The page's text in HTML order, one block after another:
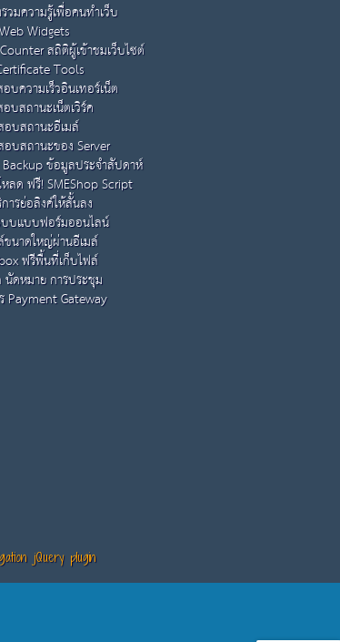
วมความรู้เพื่อคนทำเว็บ
Widgets
สถิติผู้เข้าชมเว็บไซต์
Tools
บความเร็วอินเทอร์เน็ต
บสถานะเน็ตเวิร์ค
บสถานะอีเมล์
บสถานะของ Server
ข้อมูลประจำสัปดาห์
ลด ฟรี! SMEShop Script
รย่อลิงค์ให้สั้นลง
บแบบฟอร์มออนไลน์
นาดใหญ่ผ่านอีเมล์
ฟรีพื้นที่เก็บไฟล์
ดหมาย การประชุม
Payment Gateway
jQuery plugin